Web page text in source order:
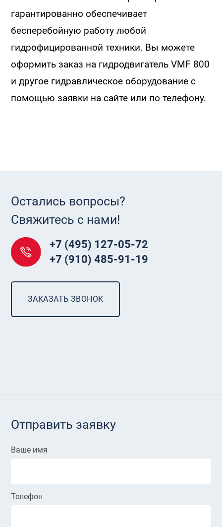
гарантированно обеспечивает
бесперебойную работу любой
гидрофицированной техники. Вы можете
оформить заказ на гидродвигатель VMF 800
и другое гидравлическое оборудование с
помощью заявки на сайте или по телефону.
Остались вопросы?
Свяжитесь с нами!
+7 (495) 127-05-72
+7 (910) 485-91-19
ЗАКАЗАТЬ ЗВОНОК
Отправить заявку
Ваше имя
Телефон